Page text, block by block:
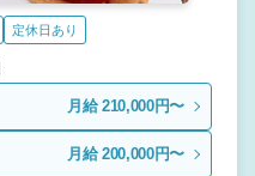
定休日あり
月給 210,000円〜
月給 200,000円〜